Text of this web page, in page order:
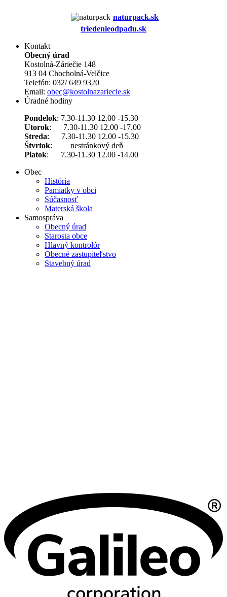
naturpack.sk
triedenieodpadu.sk
Kontakt
Obecný úrad
Kostolná-Záriečie 148
913 04 Chocholná-Velčice
Telefón: 032/ 649 9320
Email: obec@kostolnazariecie.sk
Úradné hodiny
Pondelok: 7.30-11.30 12.00 -15.30
Utorok: 7.30-11.30 12.00 -17.00
Streda: 7.30-11.30 12.00 -15.30
Štvrtok: nestránkový deň
Piatok: 7.30-11.30 12.00 -14.00
Obec
História
Pamiatky v obci
Súčasnosť
Materská škola
Samospráva
Obecný úrad
Starosta obce
Hlavný kontrolór
Obecné zastupiteľstvo
Stavebný úrad